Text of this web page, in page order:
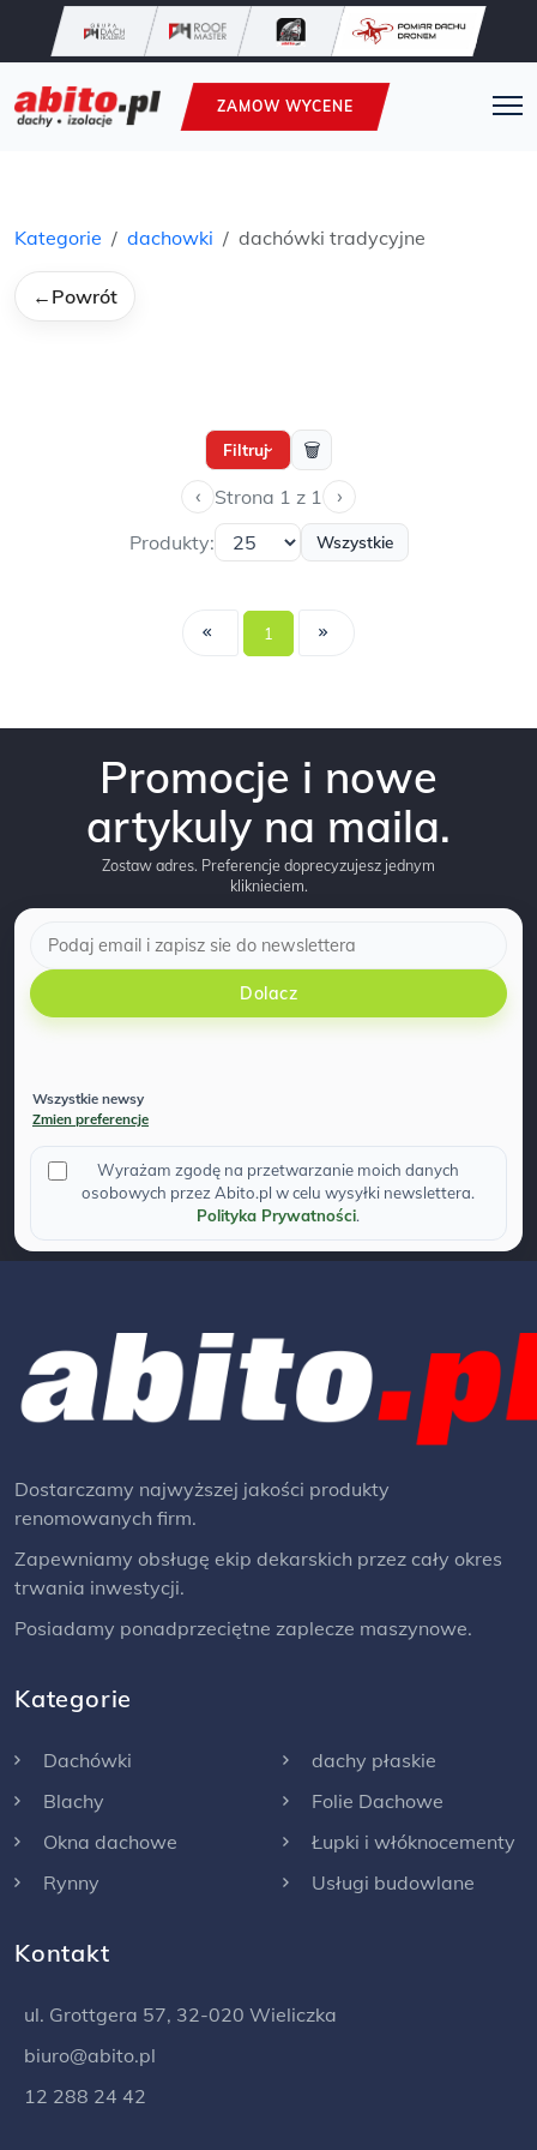
ZAMOW WYCENE
Kategorie dachowki dachówki tradycyjne
← Powrót
Filtruj› 🗑
‹ Strona 1 z 1 ›
Produkty: Wszystkie
1
Promocje i nowe
artykuly na maila.
Zostaw adres. Preferencje doprecyzujesz jednym
kliknieciem.
Dolacz
Wszystkie newsy
Zmien preferencje
Wyrażam zgodę na przetwarzanie moich danych
osobowych przez Abito.pl w celu wysyłki newslettera.
Polityka Prywatności.
Dostarczamy najwyższej jakości produkty
renomowanych firm.
Zapewniamy obsługę ekip dekarskich przez cały okres
trwania inwestycji.
Posiadamy ponadprzeciętne zaplecze maszynowe.
Kategorie
Dachówki
Blachy
Okna dachowe
Rynny
dachy płaskie
Folie Dachowe
Łupki i włóknocementy
Usługi budowlane
Kontakt
ul. Grottgera 57, 32-020 Wieliczka
biuro@abito.pl
12 288 24 42